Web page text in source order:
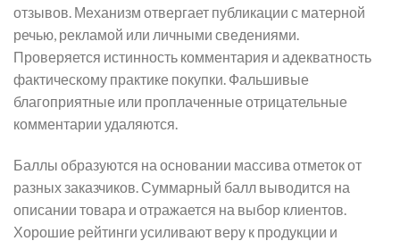
отзывов. Механизм отвергает публикации с матерной
речью, рекламой или личными сведениями.
Проверяется истинность комментария и адекватность
фактическому практике покупки. Фальшивые
благоприятные или проплаченные отрицательные
комментарии удаляются.
Баллы образуются на основании массива отметок от
разных заказчиков. Суммарный балл выводится на
описании товара и отражается на выбор клиентов.
Хорошие рейтинги усиливают веру к продукции и